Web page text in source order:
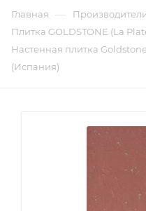
Главная —
Плитка GOLDSTONE (La
Настенная плитка
(Испания)